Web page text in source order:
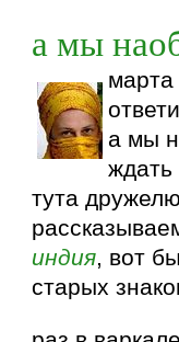
а мы
марта
а мы
ждать
тута
индия, вот
старых